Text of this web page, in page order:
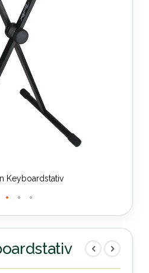
Keyboardstativ